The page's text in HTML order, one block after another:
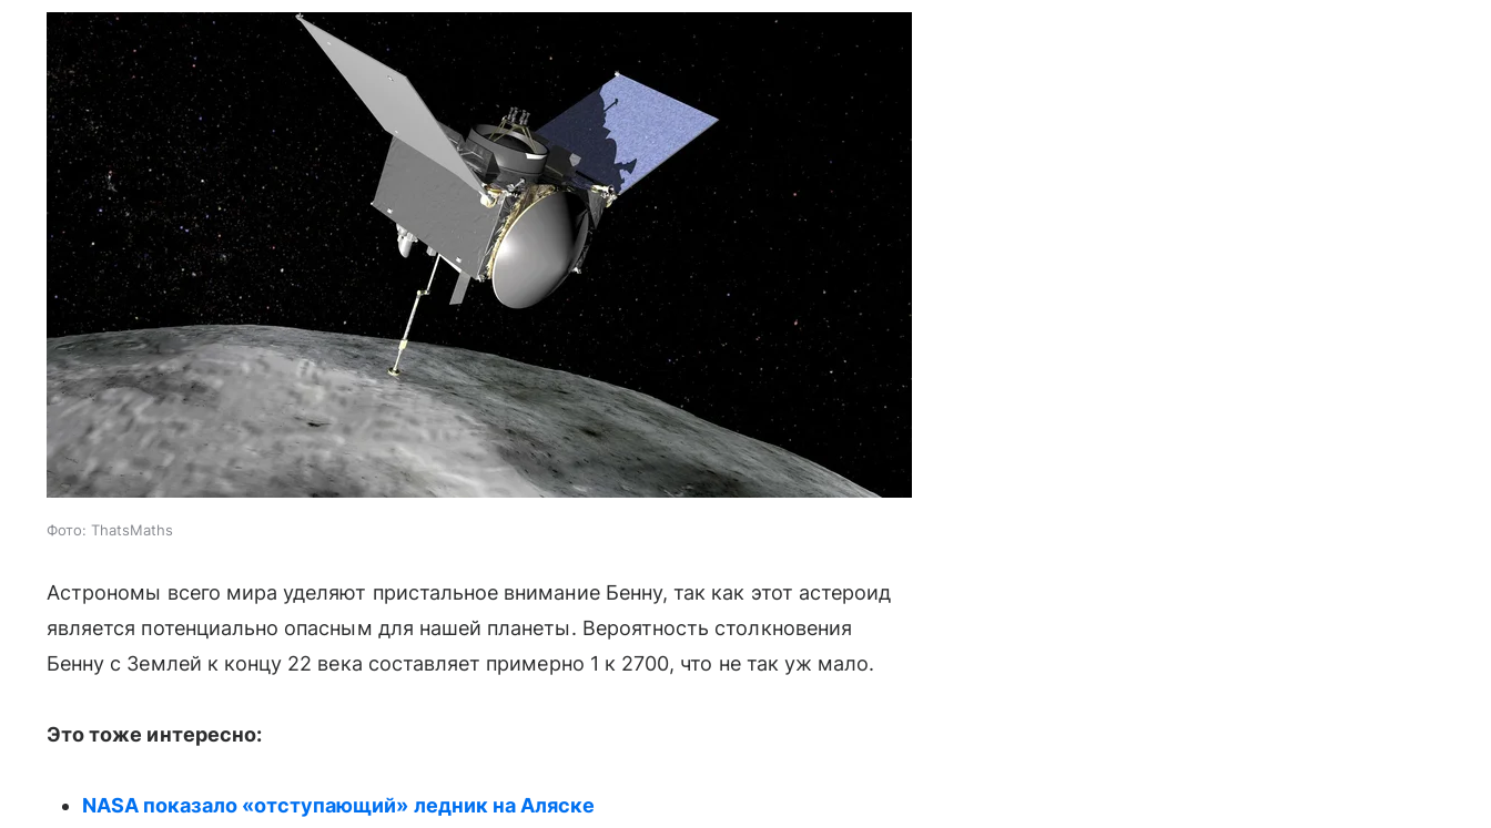
Фото: ThatsMaths
Астрономы всего мира уделяют пристальное внимание Бенну, так как этот астероид
является потенциально опасным для нашей планеты. Вероятность столкновения
Бенну с Землей к концу 22 века составляет примерно 1 к 2700, что не так уж мало.
Это тоже интересно:
NASA показало «отступающий» ледник на Аляске